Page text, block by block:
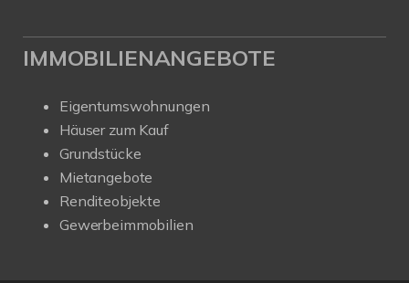
IMMOBILIENANGEBOTE
Eigentumswohnungen
Häuser zum Kauf
Grundstücke
Mietangebote
Renditeobjekte
Gewerbeimmobilien